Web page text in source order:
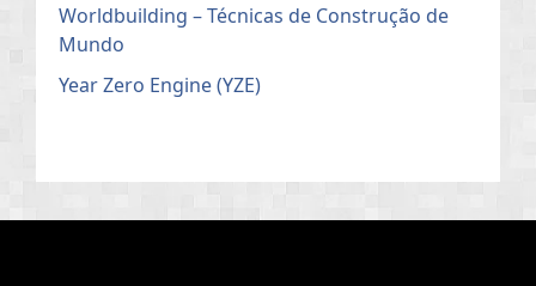
Worldbuilding – Técnicas de Construção de
Mundo
Year Zero Engine (YZE)